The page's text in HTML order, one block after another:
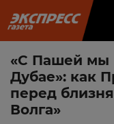
«С Пашей мы
Дубае»: как
перед
Волга»